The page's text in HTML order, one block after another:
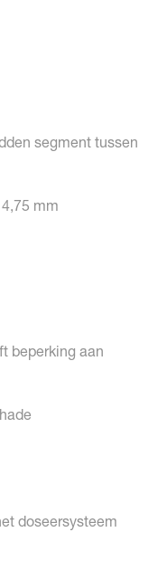
segment tussen
mm
beperking aan
doseersysteem